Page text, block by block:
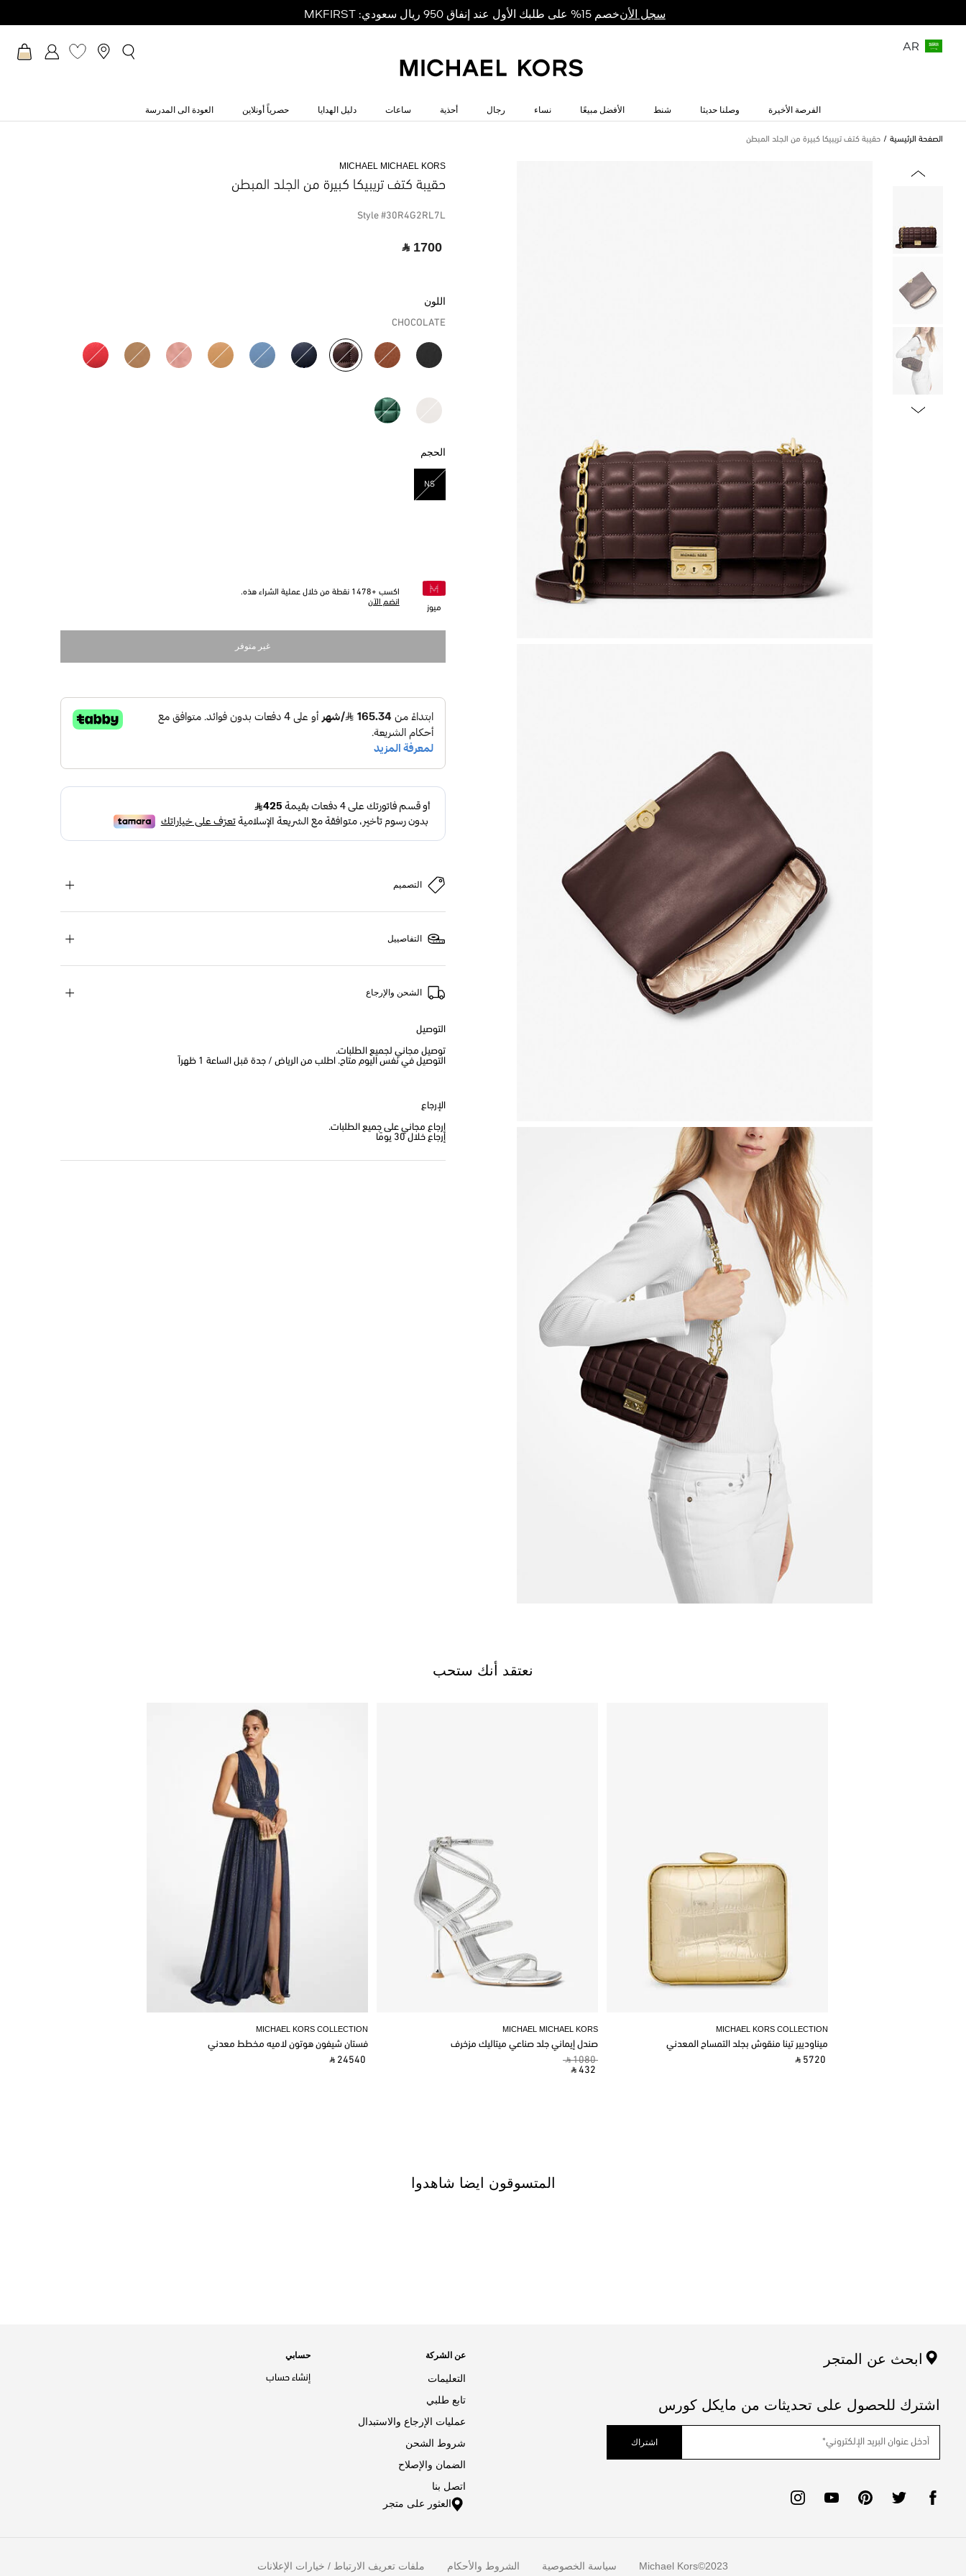
سجل الأنخصم 15% على طلبك الأول عند إنفاق 950 ريال سعودي: MKFIRST
AR
الفرصة الأخيرة وصلنا حديثا شنط الأفضل مبيعًا نساء رجال أحذية ساعات دليل الهدايا حصرياً أونلاين العودة الى المدرسة
الصفحة الرئيسية حقيبة كتف تريبيكا كبيرة من الجلد المبطن
MICHAEL MICHAEL KORS
حقيبة كتف تريبيكا كبيرة من الجلد المبطن
Style #30R4G2RL7L
‎ ⃁ 1700 ‎
اللون
CHOCOLATE
مختار
الحجم
NS
مختار
ميوز
اكسب +1478 نقطة من خلال عملية الشراء هذه.
انضم الآن
غير متوفر
التصميم
التفاصييل
الشحن والإرجاع
التوصيل
توصيل مجاني لجميع الطلبات.
التوصيل في نفس اليوم متاح. اطلب من الرياض / جدة قبل الساعة 1 ظهراً
الإرجاع
إرجاع مجاني على جميع الطلبات.
إرجاع خلال 30 يومًا
نعتقد أنك ستحب
MICHAEL KORS COLLECTION
فستان شيفون هوتون لاميه مخطط معدني
‎ ⃁ 24540 ‎
MICHAEL MICHAEL KORS
صندل إيماني جلد صناعي ميتاليك مزخرف
‎ ⃁ 1080 ‎
‎ ⃁ 432 ‎
MICHAEL KORS COLLECTION
ميناوديير تينا منقوش بجلد التمساح المعدني
‎ ⃁ 5720 ‎
المتسوقون ايضا شاهدوا
ابحث عن المتجر
اشترك للحصول على تحديثات من مايكل كورس
اشتراك
عن الشركة
التعليمات
تابع طلبي
عمليات الإرجاع والاستبدال
شروط الشحن
الضمان والإصلاح
اتصل بنا
العثور على متجر
حسابي
إنشاء حساب
Michael Kors سياسة الخصوصية الشروط والأحكام ملفات تعريف الارتباط / خيارات الإعلانات